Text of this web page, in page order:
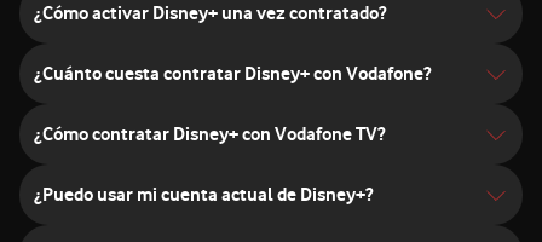
¿Cómo activar Disney+ una vez contratado?
¿Cuánto cuesta contratar Disney+ con Vodafone?
¿Cómo contratar Disney+ con Vodafone TV?
¿Puedo usar mi cuenta actual de Disney+?